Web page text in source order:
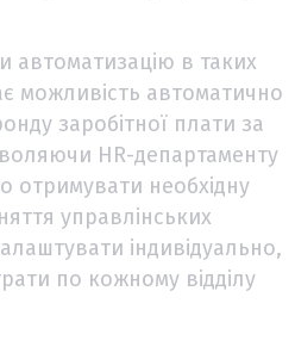
автоматизацію в таких
можливість автоматично
заробітної плати за
HR-департаменту
отримувати необхідну
управлінських
індивідуально,
по кожному відділу